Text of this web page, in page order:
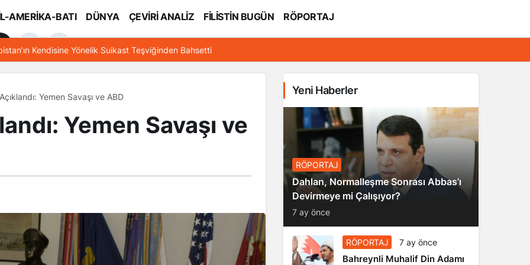
AMERİKA-BATI DÜNYA ÇEVİRİ ANALİZ FİLİSTİN BUGÜN RÖPORTAJ
Kendisine Yönelik Suikast Teşviğinden Bahsetti
Yemen Savaşı ve ABD
Yemen Savaşı ve
Yeni Haberler
RÖPORTAJ
Dahlan, Normalleşme Sonrası Abbas’ı
Devirmeye mi Çalışıyor?
7 ay önce
RÖPORTAJ 7 ay önce
Bahreynli Muhalif Din Adamı